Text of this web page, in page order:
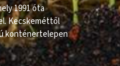
1991 óta
Kecskeméttől
konténertelepen